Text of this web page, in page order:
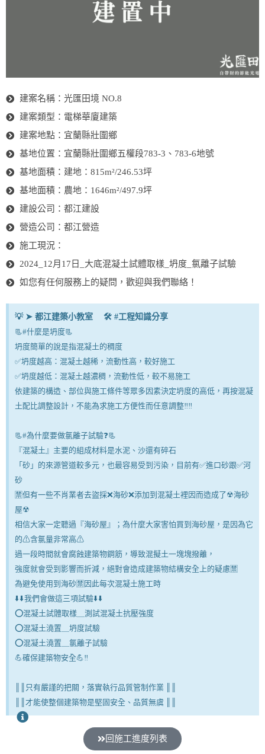
建案名稱：光匯田境 NO.8
建案類型：電梯華廈建築
建案地點：宜蘭縣壯圍鄉
基地位置：宜蘭縣壯圍鄉五權段783-3、783-6地號
基地面積：建地：815m²/246.53坪
基地面積：農地：1646m²/497.9坪
建設公司：都江建設
營造公司：都江營造
施工現況：
2024_12月17日_大底混凝土試體取樣_坍度_氯離子試驗
如您有任何服務上的疑問，歡迎與我們聯絡！
💡 ➤ 都江建築小教室 🛠 #工程知識分享
📃#什麼是坍度📃
坍度簡單的說是指混凝土的稠度
✅坍度越高：混凝土越稀，流動性高，較好施工
✅坍度越低：混凝土越濃稠，流動性低，較不易施工
依建築的構造、部位與施工條件等眾多因素決定坍度的高低，再按混凝
土配比調整設計，不能為求施工方便性而任意調整‼‼
📃#為什麼要做氯離子試驗❓📃
『混凝土』主要的組成材料是水泥、沙還有碎石
「砂」的來源管道較多元，也最容易受到污染，目前有✅進口砂跟✅河
砂
🈲但有一些不肖業者去盜採❌海砂❌添加到混凝土裡因而造成了☢海砂
屋☢
相信大家一定聽過『海砂屋』；為什麼大家害怕買到海砂屋，是因為它
的⚠含氯量非常高⚠
過一段時間就會腐蝕建築物鋼筋，導致混擬土一塊塊撥離，
強度就會受到影響而折減，絕對會造成建築物結構安全上的疑慮🈲
為避免使用到海砂🈲因此每次混凝土施工時
⬇️⬇️我們會做這三項試驗⬇️⬇️
⭕混凝土試體取樣＿測試混凝土抗壓強度
⭕混凝土澆置＿坍度試驗
⭕混凝土澆置＿氯離子試驗
💪確保建築物安全💪‼
║║只有嚴謹的把關，落實執行品質管制作業 ║║
║║才能使整個建築物是堅固安全、品質無虞 ║║
回施工進度列表